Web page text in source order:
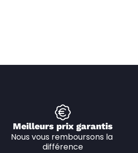
Meilleurs prix garantis
Nous vous remboursons la
différence